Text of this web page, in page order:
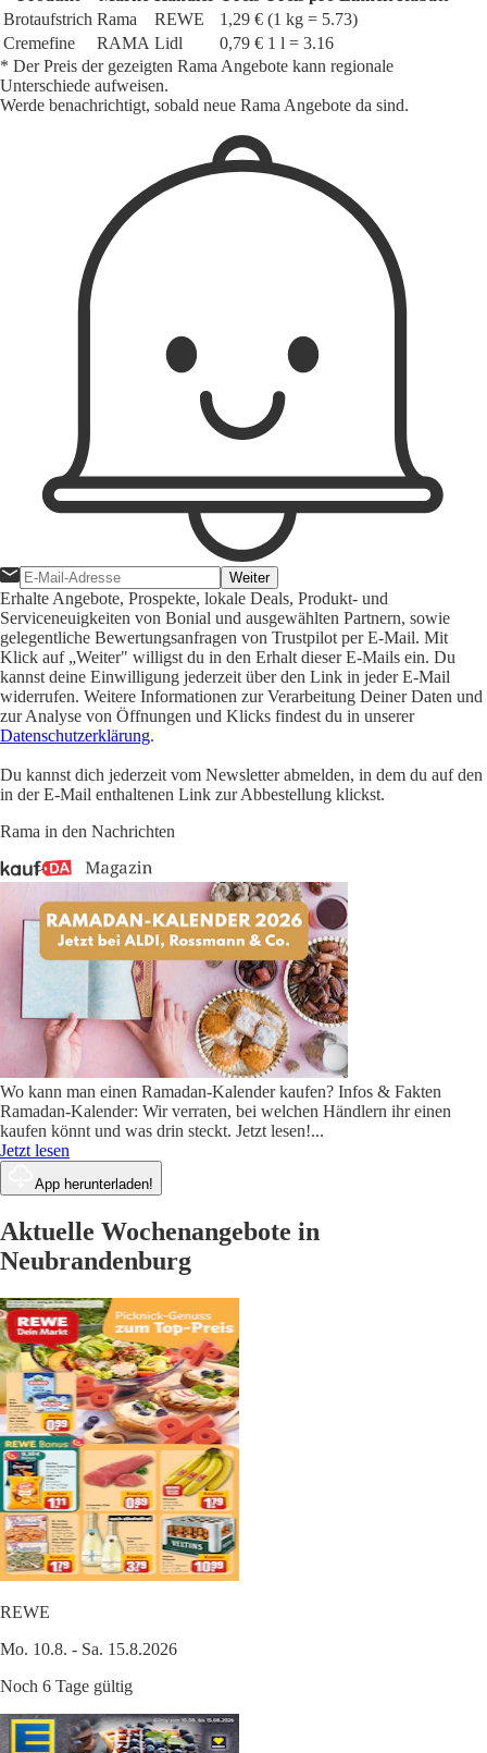
Brotaufstrich Rama REWE 1,29 € (1 kg = 5.73)
Cremefine
RAMA Lidl 0,79 € 1 l = 3.16
* Der Preis der gezeigten Rama Angebote kann regionale
Unterschiede aufweisen.
Werde benachrichtigt, sobald neue Rama Angebote da sind.
Weiter
Erhalte Angebote, Prospekte, lokale Deals, Produkt- und
Serviceneuigkeiten von Bonial und ausgewählten Partnern, sowie
gelegentliche Bewertungsanfragen von Trustpilot per E-Mail. Mit
Klick auf „Weiter" willigst du in den Erhalt dieser E-Mails ein. Du
kannst deine Einwilligung jederzeit über den Link in jeder E-Mail
widerrufen. Weitere Informationen zur Verarbeitung Deiner Daten und
zur Analyse von Öffnungen und Klicks findest du in unserer
Datenschutzerklärung.
Du kannst dich jederzeit vom Newsletter abmelden, in dem du auf den
in der E-Mail enthaltenen Link zur Abbestellung klickst.
Rama in den Nachrichten
Wo kann man einen Ramadan-Kalender kaufen? Infos & Fakten
Ramadan-Kalender: Wir verraten, bei welchen Händlern ihr einen
kaufen könnt und was drin steckt. Jetzt lesen!...
Jetzt lesen
App herunterladen!
Aktuelle Wochenangebote in
Neubrandenburg
REWE
Mo. 10.8. - Sa. 15.8.2026
Noch 6 Tage gültig